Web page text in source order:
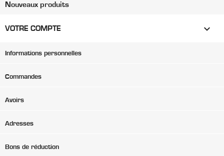
Nouveaux produits
VOTRE COMPTE 
Informations personnelles
Commandes
Avoirs
Adresses
Bons de réduction